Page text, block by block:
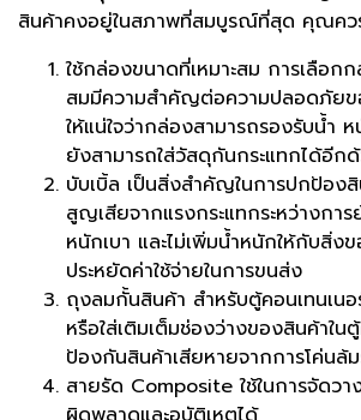
สินค้าคงอยู่ในสภาพที่สมบูรณ์ที่สุด คุณคว
ใช้กล่องขนาดที่เหมาะสม การเลือก
สมมีความสำคัญต่อความปลอดภัย
ให้แน่ใจว่ากล่องสามารถรองรับน้ำ
ยังสามารถใส่วัสดุกันกระแทกได้อีก
บับเบิ้ล เป็นสิ่งสำคัญในการปกป้อง
สูญเสียจากแรงกระแทกระหว่างกา
หนักเบา และไม่เพิ่มน้ำหนักให้กับสิ่ง
ประหยัดค่าใช้จ่ายในการขนส่ง
ถุงลมกั้นสินค้า สำหรับตู้คอนเทนเนอ
หรือใส่เติมเต็มช่องว่างของสินค้าใน
ป้องกันสินค้าเสียหายจากการโค่นล้
สายรัด Composite ใช้ในการจัดว